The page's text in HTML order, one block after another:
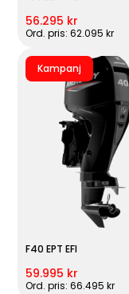
56.295 kr
Ord. pris: 62.095 kr
Kampanj
F40 EPT EFI
59.995 kr
Ord. pris: 66.495 kr